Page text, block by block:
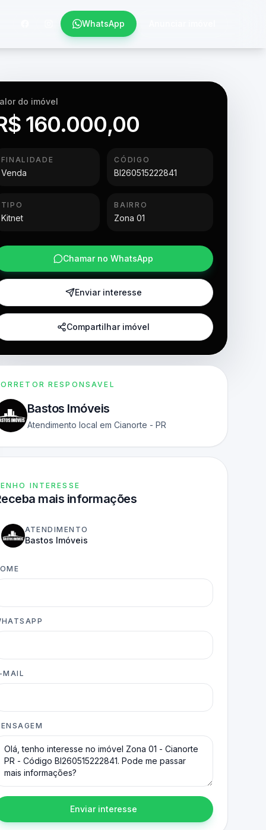
WhatsApp
do imóvel
160.000,00
FINALIDADE
Venda
CÓDIGO
BI260515222841
TIPO
Kitnet
BAIRRO
Zona 01
Chamar no WhatsApp
Enviar interesse
Compartilhar imóvel
RESPONSAVEL
Bastos Imóveis
Atendimento local em Cianorte - PR
INTERESSE
mais informações
ATENDIMENTO
Bastos Imóveis
MAIL
Enviar interesse